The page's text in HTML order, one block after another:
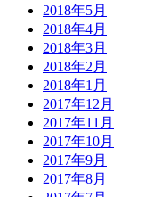
2018年5月
2018年4月
2018年3月
2018年2月
2018年1月
2017年12月
2017年11月
2017年10月
2017年9月
2017年8月